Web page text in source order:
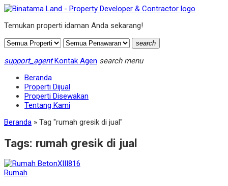
Temukan properti idaman Anda sekarang!
search
support_agent Kontak Agen search menu
Beranda
Properti Dijual
Properti Disewakan
Tentang Kami
Beranda » Tag "rumah gresik di jual"
Tags: rumah gresik di jual
Rumah